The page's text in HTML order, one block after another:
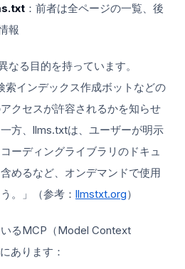
：前者は全ページの一覧、後
報
なる目的を持っています。
インデックス作成ボットなどの
クセスが許容されるかを知らせ
方、llms.txtは、ユーザーが明示
ーディングライブラリのドキュ
めるなど、オンデマンドで使用
。」（参考： llmstxt.org）
るMCP（Model Context
あります：